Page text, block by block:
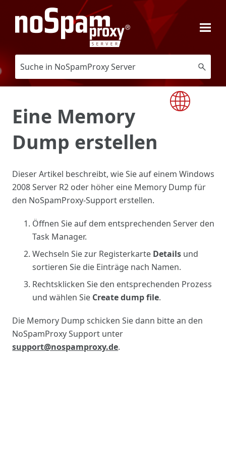
Zu Hauptinhalt springen
Eine Memory
Dump erstellen
Dieser Artikel beschreibt, wie Sie auf einem Windows
2008 Server R2 oder hö​her eine Memory Dump für
den NoSpamProxy-Support erstellen.
Öffnen Sie auf dem entsprechenden Server den
Task Manager.
Wechseln Sie zur Registerkarte Details und
sortieren Sie die Einträge nach Namen.
Rechtsklicken Sie den entsprechenden Prozess
und wählen Sie Create dump file.
Die Memory Dump schicken Sie dann bitte an den
NoSpamProxy Support unter
support@nospamproxy.de.